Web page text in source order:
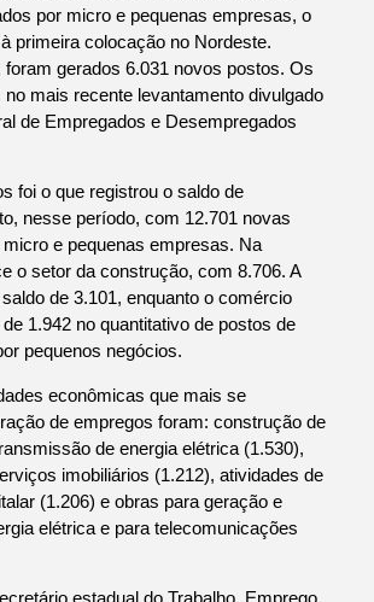
por micro e pequenas empresas, o
primeira colocação no Nordeste.
foram gerados 6.031 novos postos. Os
mais recente levantamento divulgado
de Empregados e Desempregados
foi o que registrou o saldo de
nesse período, com 12.701 novas
e pequenas empresas. Na
o setor da construção, com 8.706. A
de 3.101, enquanto o comércio
1.942 no quantitativo de postos de
pequenos negócios.
econômicas que mais se
de empregos foram: construção de
de energia elétrica (1.530),
imobiliários (1.212), atividades de
(1.206) e obras para geração e
elétrica e para telecomunicações
estadual do Trabalho, Emprego,